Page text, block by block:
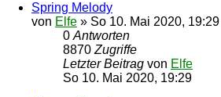
Spring Melody
von Elfe » So 10. Mai 2020, 19:29
0 Antworten
8870 Zugriffe
Letzter Beitrag von Elfe
So 10. Mai 2020, 19:29